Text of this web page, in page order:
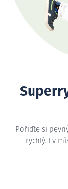
Pořiďte si
rychlý. I v